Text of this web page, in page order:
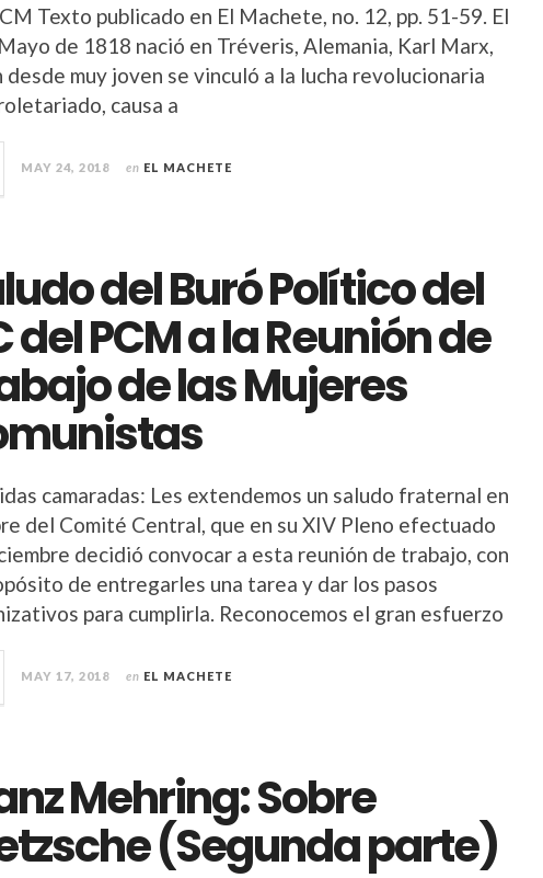
Texto publicado en El Machete, no. 12, pp. 51-59. El
de 1818 nació en Tréveris, Alemania, Karl Marx,
desde muy joven se vinculó a la lucha revolucionaria
causa a
MAY 24, 2018 en EL MACHETE
del Buró Político del
del PCM a la Reunión de
de las Mujeres
camaradas: Les extendemos un saludo fraternal en
del Comité Central, que en su XIV Pleno efectuado
decidió convocar a esta reunión de trabajo, con
de entregarles una tarea y dar los pasos
para cumplirla. Reconocemos el gran esfuerzo
MAY 17, 2018 en EL MACHETE
Mehring: Sobre
(Segunda parte)